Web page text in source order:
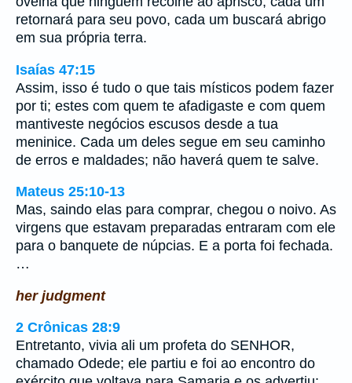
retornará para seu povo, cada um buscará abrigo
em sua própria terra.
Isaías 47:15
Assim, isso é tudo o que tais místicos podem fazer
por ti; estes com quem te afadigaste e com quem
mantiveste negócios escusos desde a tua
meninice. Cada um deles segue em seu caminho
de erros e maldades; não haverá quem te salve.
Mateus 25:10-13
Mas, saindo elas para comprar, chegou o noivo. As
virgens que estavam preparadas entraram com ele
para o banquete de núpcias. E a porta foi fechada.
…
her judgment
2 Crônicas 28:9
Entretanto, vivia ali um profeta do SENHOR,
chamado Odede; ele partiu e foi ao encontro do